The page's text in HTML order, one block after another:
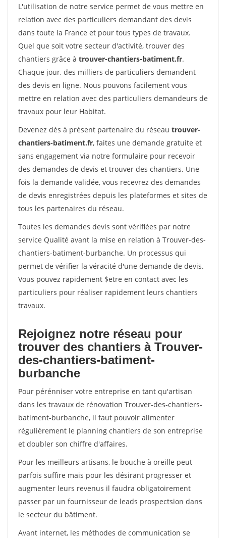
L'utilisation de notre service permet de vous mettre en
relation avec des particuliers demandant des devis
dans toute la France et pour tous types de travaux.
Quel que soit votre secteur d'activité, trouver des
chantiers grâce à trouver-chantiers-batiment.fr.
Chaque jour, des milliers de particuliers demandent
des devis en ligne. Nous pouvons facilement vous
mettre en relation avec des particuliers demandeurs de
travaux pour leur Habitat.
Devenez dès à présent partenaire du réseau trouver-
chantiers-batiment.fr, faites une demande gratuite et
sans engagement via notre formulaire pour recevoir
des demandes de devis et trouver des chantiers. Une
fois la demande validée, vous recevrez des demandes
de devis enregistrées depuis les plateformes et sites de
tous les partenaires du réseau.
Toutes les demandes devis sont vérifiées par notre
service Qualité avant la mise en relation à Trouver-des-
chantiers-batiment-burbanche. Un processus qui
permet de vérifier la véracité d'une demande de devis.
Vous pouvez rapidement $etre en contact avec les
particuliers pour réaliser rapidement leurs chantiers
travaux.
Rejoignez notre réseau pour
trouver des chantiers à Trouver-
des-chantiers-batiment-
burbanche
Pour pérénniser votre entreprise en tant qu'artisan
dans les travaux de rénovation Trouver-des-chantiers-
batiment-burbanche, il faut pouvoir alimenter
régulièrement le planning chantiers de son entreprise
et doubler son chiffre d'affaires.
Pour les meilleurs artisans, le bouche à oreille peut
parfois suffire mais pour les désirant progresser et
augmenter leurs revenus il faudra obligatoirement
passer par un fournisseur de leads prospectsion dans
le secteur du bâtiment.
Avant internet, les méthodes de communication se